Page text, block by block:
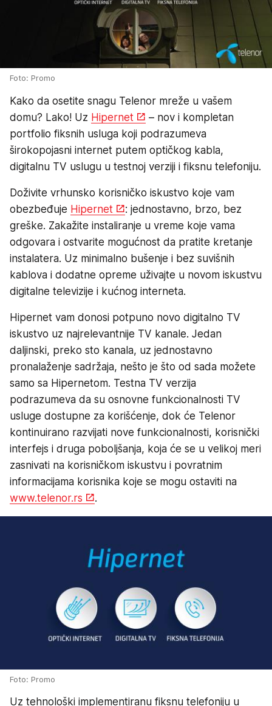
Foto: Promo
Kako da osetite snagu Telenor mreže u vašem
domu? Lako! Uz Hipernet
– nov i kompletan
portfolio fiksnih usluga koji podrazumeva
širokopojasni internet putem optičkog kabla,
digitalnu TV uslugu u testnoj verziji i fiksnu telefoniju.
Doživite vrhunsko korisničko iskustvo koje vam
obezbeđuje Hipernet
: jednostavno, brzo, bez
greške. Zakažite instaliranje u vreme koje vama
odgovara i ostvarite mogućnost da pratite kretanje
instalatera. Uz minimalno bušenje i bez suvišnih
kablova i dodatne opreme uživajte u novom iskustvu
digitalne televizije i kućnog interneta.
Hipernet vam donosi potpuno novo digitalno TV
iskustvo uz najrelevantnije TV kanale. Jedan
daljinski, preko sto kanala, uz jednostavno
pronalaženje sadržaja, nešto je što od sada možete
samo sa Hipernetom. Testna TV verzija
podrazumeva da su osnovne funkcionalnosti TV
usluge dostupne za korišćenje, dok će Telenor
kontinuirano razvijati nove funkcionalnosti, korisnički
interfejs i druga poboljšanja, koja će se u velikoj meri
zasnivati na korisničkom iskustvu i povratnim
informacijama korisnika koje se mogu ostaviti na
www.telenor.rs
.
Foto: Promo
Uz tehnološki implementiranu fiksnu telefoniju u